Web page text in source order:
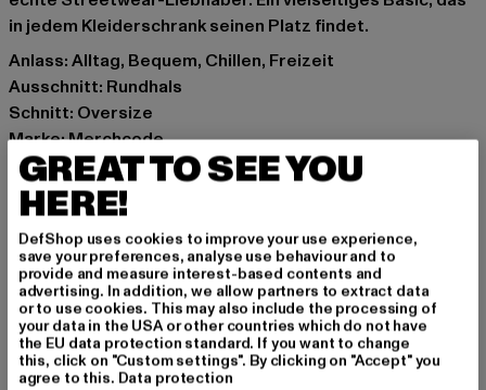
in jedem Kleiderschrank seinen Platz findet.
Anlass: Alltag, Bequem, Chillen, Freizeit
Ausschnitt: Rundhals
Schnitt: Oversize
Marke: Merchcode
Kat.: T-Shirts
Farbe: schwarz
Hersteller Farbe: black
Materialzusammensetzung: 100% Baumwolle
Art.Nr: MC1058-00007
Hersteller: TB International GmbH |info@tbint.de
Dr.-Robert-Murjahn-Straße 7 | 64372 Ober-Ramstadt |
DE
GREAT TO SEE YOU
HERE!
DefShop uses cookies to improve your use experience,
save your preferences, analyse use behaviour and to
provide and measure interest-based contents and
advertising. In addition, we allow partners to extract data
or to use cookies. This may also include the processing of
your data in the USA or other countries which do not have
the EU data protection standard. If you want to change
this, click on "Custom settings". By clicking on "Accept" you
agree to this. Data protection